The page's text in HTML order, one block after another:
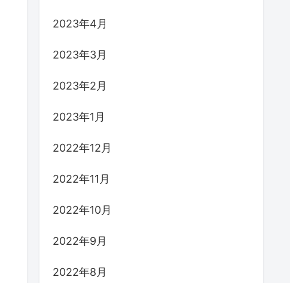
2023年4月
2023年3月
2023年2月
2023年1月
2022年12月
2022年11月
2022年10月
2022年9月
2022年8月